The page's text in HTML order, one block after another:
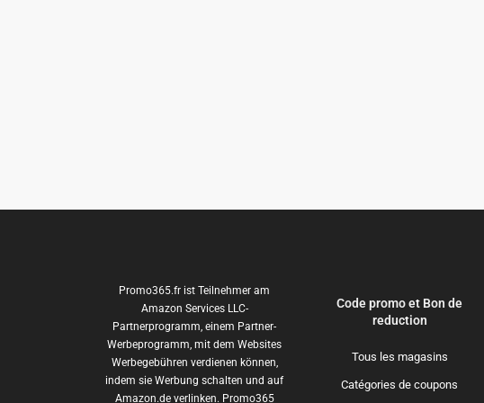
Promo365.fr ist Teilnehmer am
Amazon Services LLC-
Partnerprogramm, einem Partner-
Werbeprogramm, mit dem Websites
Werbegebühren verdienen können,
indem sie Werbung schalten und auf
Amazon.de verlinken. Promo365
Code promo et Bon de
reduction
Tous les magasins
Catégories de coupons